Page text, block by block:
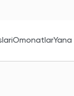
OmonatlarYana